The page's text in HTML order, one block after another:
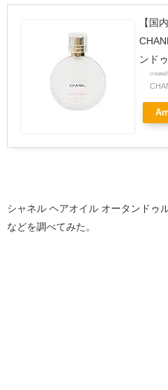
【国
ンド
created
シャネル ヘアオイル オータンドゥ
などを調べてみた。